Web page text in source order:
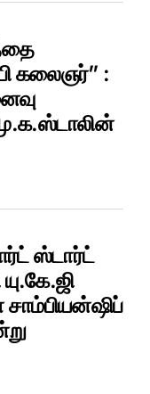
கலைஞர்” :
ஸ்டார்ட்